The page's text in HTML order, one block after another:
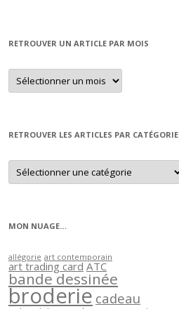
RETROUVER UN ARTICLE PAR MOIS
Retrouver
un
article
RETROUVER LES ARTICLES PAR CATÉGORIE
Retrouver
les
articles
MON NUAGE…
allégorie art contemporain
art trading card ATC
bande dessinée
broderie cadeau